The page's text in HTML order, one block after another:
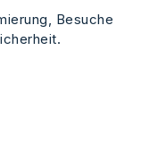
, Besuche
.